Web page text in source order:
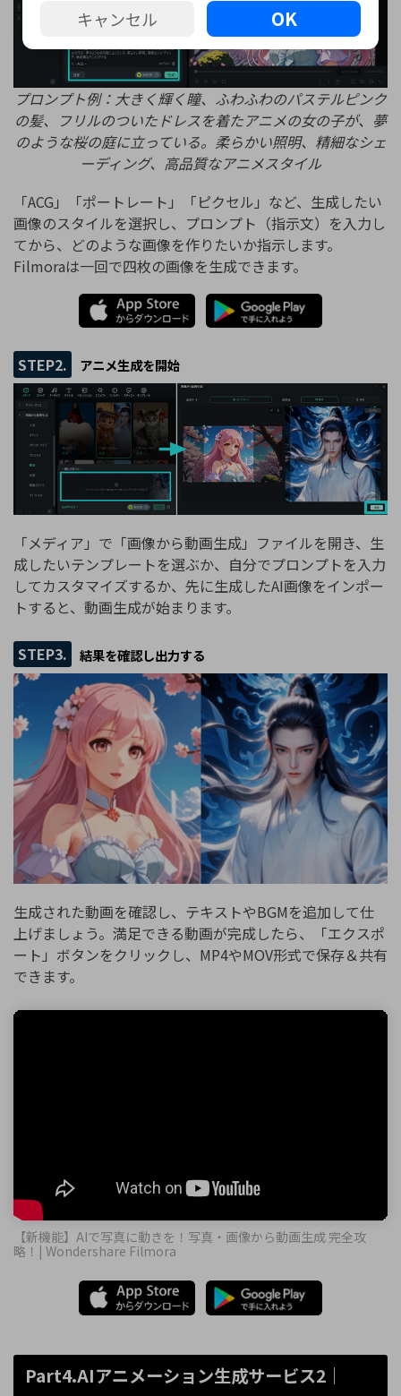
プロンプト例：大きく輝く瞳、ふわふわのパステルピンク
の髪、フリルのついたドレスを着たアニメの女の子が、夢
のような桜の庭に立っている。柔らかい照明、精細なシェ
ーディング、高品質なアニメスタイル
「ACG」「ポートレート」「ピクセル」など、生成したい
画像のスタイルを選択し、プロンプト（指示文）を入力し
てから、どのような画像を作りたいか指示します。
Filmoraは一回で四枚の画像を生成できます。
STEP2. アニメ生成を開始
「メディア」で「画像から動画生成」ファイルを開き、生
成したいテンプレートを選ぶか、自分でプロンプトを入力
してカスタマイズするか、先に生成したAI画像をインポー
トすると、動画生成が始まります。
STEP3. 結果を確認し出力する
生成された動画を確認し、テキストやBGMを追加して仕
上げましょう。満足できる動画が完成したら、「エクスポ
ート」ボタンをクリックし、MP4やMOV形式で保存＆共有
できます。
【新機能】AIで写真に動きを！写真・画像から動画生成 完全攻
略！| Wondershare Filmora
Part4.AIアニメーション生成サービス2｜
キャンセル OK